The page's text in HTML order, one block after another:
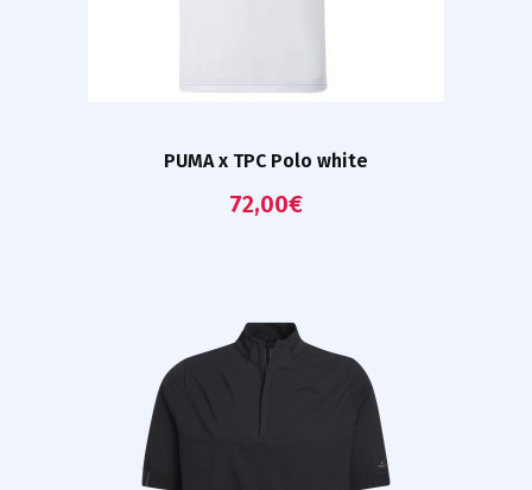
PUMA x TPC Polo white
72,00€